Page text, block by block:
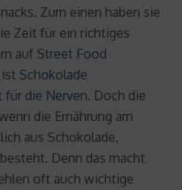
Zum einen haben sie
Zeit für ein richtiges
auf Street Food
Schokolade
für die Nerven. Doch die
die Ernährung am
aus Schokolade,
Denn das macht
oft auch wichtige